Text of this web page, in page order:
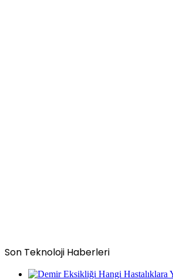
Son Teknoloji Haberleri